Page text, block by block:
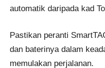
automatik daripada kad
Pastikan peranti
dan baterinya dalam
memulakan perjalanan.